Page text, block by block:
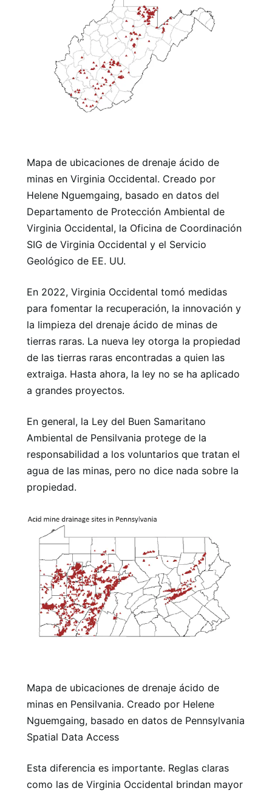
Mapa de ubicaciones de drenaje ácido de
minas en Virginia Occidental. Creado por
Helene Nguemgaing, basado en datos del
Departamento de Protección Ambiental de
Virginia Occidental, la Oficina de Coordinación
SIG de Virginia Occidental y el Servicio
Geológico de EE. UU.
En 2022, Virginia Occidental tomó medidas
para fomentar la recuperación, la innovación y
la limpieza del drenaje ácido de minas de
tierras raras. La nueva ley otorga la propiedad
de las tierras raras encontradas a quien las
extraiga. Hasta ahora, la ley no se ha aplicado
a grandes proyectos.
En general, la Ley del Buen Samaritano
Ambiental de Pensilvania protege de la
responsabilidad a los voluntarios que tratan el
agua de las minas, pero no dice nada sobre la
propiedad.
Mapa de ubicaciones de drenaje ácido de
minas en Pensilvania. Creado por Helene
Nguemgaing, basado en datos de Pennsylvania
Spatial Data Access
Esta diferencia es importante. Reglas claras
como las de Virginia Occidental brindan mayor